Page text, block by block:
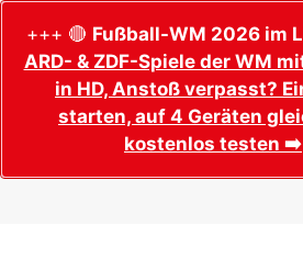
+++ 🔴 Fußball-WM 2026 im
ARD- & ZDF-Spiele der WM
in HD, Anstoß verpasst?
starten, auf 4 Geräten
kostenlos testen ➡️